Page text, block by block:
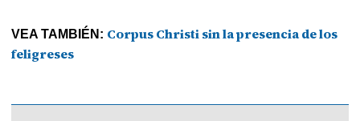
VEA TAMBIÉN: Corpus Christi sin la presencia de los
feligreses